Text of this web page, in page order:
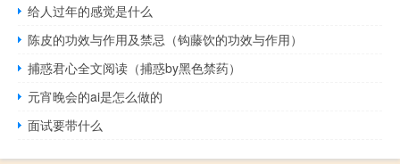
给人过年的感觉是什么
陈皮的功效与作用及禁忌（钩藤饮的功效与作用）
捕惑君心全文阅读（捕惑by黑色禁药）
元宵晚会的ai是怎么做的
面试要带什么